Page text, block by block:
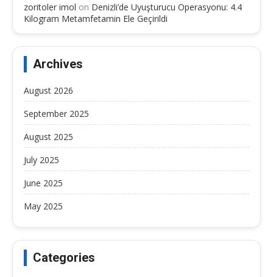
zoritoler imol on Denizli’de Uyuşturucu Operasyonu: 4.4
Kilogram Metamfetamin Ele Geçirildi
Archives
August 2026
September 2025
August 2025
July 2025
June 2025
May 2025
Categories